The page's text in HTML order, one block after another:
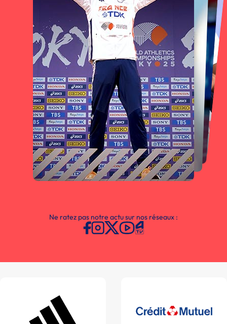
Ne ratez pas notre actu sur nos réseaux :